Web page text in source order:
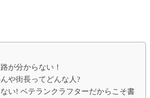
が分からない！
や街長ってどんな人?
い! ベテランクラフターだからこそ書